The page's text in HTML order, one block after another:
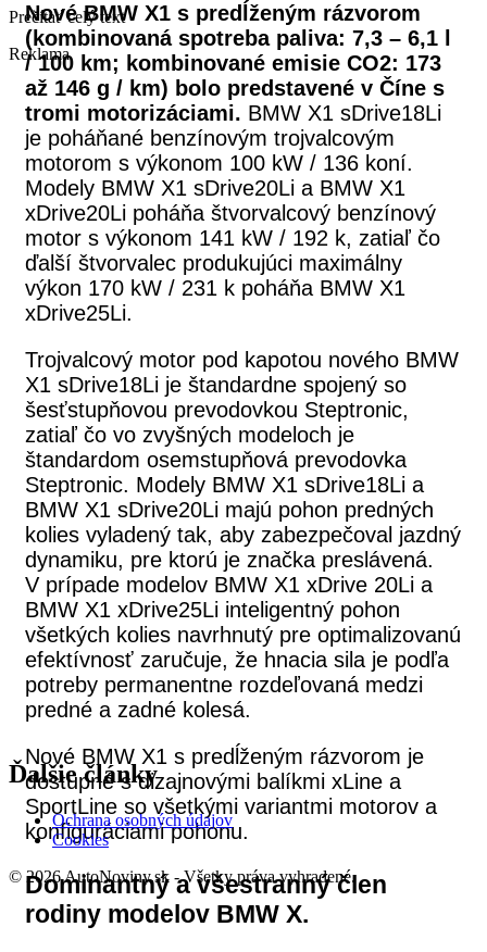
Nové BMW X1 s predĺženým rázvorom
(kombinovaná spotreba paliva: 7,3 – 6,1 l
/ 100 km; kombinované emisie CO2: 173
až 146 g / km) bolo predstavené v Číne s
tromi motorizáciami. BMW X1 sDrive18Li
je poháňané benzínovým trojvalcovým
motorom s výkonom 100 kW / 136 koní.
Modely BMW X1 sDrive20Li a BMW X1
xDrive20Li poháňa štvorvalcový benzínový
motor s výkonom 141 kW / 192 k, zatiaľ čo
ďalší štvorvalec produkujúci maximálny
výkon 170 kW / 231 k poháňa BMW X1
xDrive25Li.
Trojvalcový motor pod kapotou nového BMW
X1 sDrive18Li je štandardne spojený so
šesťstupňovou prevodovkou Steptronic,
zatiaľ čo vo zvyšných modeloch je
štandardom osemstupňová prevodovka
Steptronic. Modely BMW X1 sDrive18Li a
BMW X1 sDrive20Li majú pohon predných
kolies vyladený tak, aby zabezpečoval jazdný
dynamiku, pre ktorú je značka preslávená.
V prípade modelov BMW X1 xDrive 20Li a
BMW X1 xDrive25Li inteligentný pohon
všetkých kolies navrhnutý pre optimalizovanú
efektívnosť zaručuje, že hnacia sila je podľa
potreby permanentne rozdeľovaná medzi
predné a zadné kolesá.
Nové BMW X1 s predĺženým rázvorom je
dostupné s dizajnovými balíkmi xLine a
SportLine so všetkými variantmi motorov a
konfiguráciami pohonu.
Dominantný a všestranný člen
rodiny modelov BMW X.
Prečítať celý text
Reklama
Ďalšie články
Ochrana osobných údajov
Cookies
© 2026 AutoNoviny.sk - Všetky práva vyhradené.